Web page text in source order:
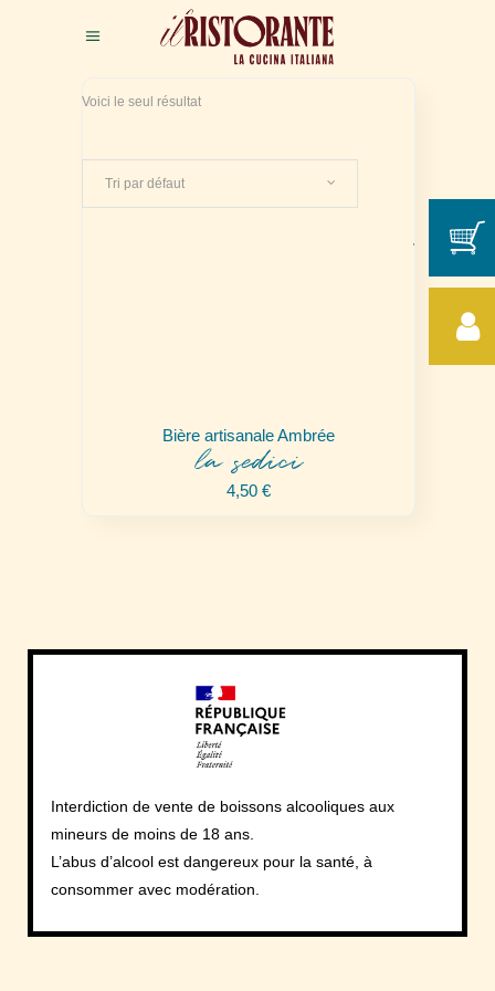
Voici le seul résultat
Tri par défaut
Bière artisanale Ambrée
la sedici
4,50 €
Interdiction de vente de boissons alcooliques aux
mineurs de moins de 18 ans.
L’abus d’alcool est dangereux pour la santé, à
consommer avec modération.